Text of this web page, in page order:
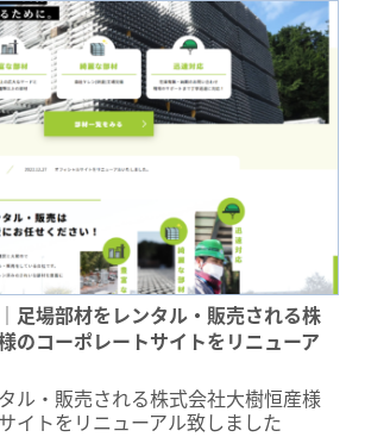
足場部材をレンタル・販売される株
のコーポレートサイトをリニューア
ル・販売される株式会社大樹恒産様
イトをリニューアル致しました